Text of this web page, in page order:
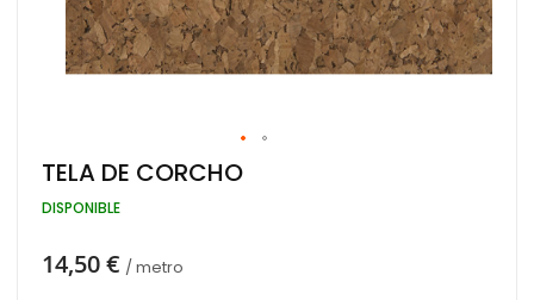
Saltar
al
comienzo
galería
TELA DE CORCHO
DISPONIBLE
14,50 € / metro